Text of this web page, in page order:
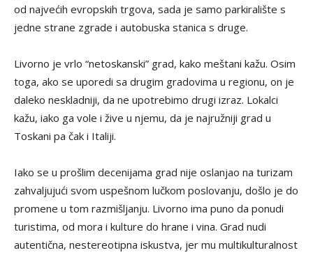
od najvećih evropskih trgova, sada je samo parkiralište s
jedne strane zgrade i autobuska stanica s druge.
Livorno je vrlo “netoskanski” grad, kako meštani kažu. Osim
toga, ako se uporedi sa drugim gradovima u regionu, on je
daleko neskladniji, da ne upotrebimo drugi izraz. Lokalci
kažu, iako ga vole i žive u njemu, da je najružniji grad u
Toskani pa čak i Italiji.
Iako se u prošlim decenijama grad nije oslanjao na turizam
zahvaljujući svom uspešnom lučkom poslovanju, došlo je do
promene u tom razmišljanju. Livorno ima puno da ponudi
turistima, od mora i kulture do hrane i vina. Grad nudi
autentična, nestereotipna iskustva, jer mu multikulturalnost